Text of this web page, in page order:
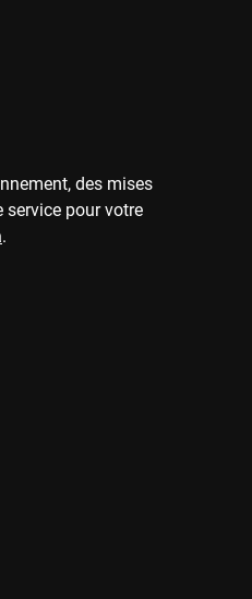
des mises
service pour votre
.